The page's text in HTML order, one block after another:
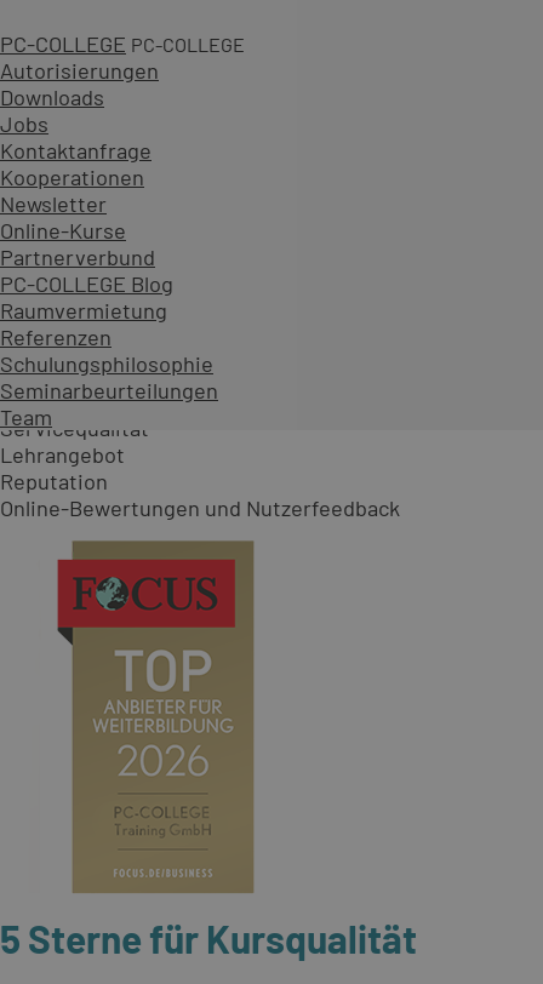
PC-COLLEGE PC-COLLEGE
Autorisierungen
Downloads
Jobs
Kontaktanfrage
Kooperationen
Newsletter
Online-Kurse
Partnerverbund
PC-COLLEGE Blog
Raumvermietung
Referenzen
Schulungsphilosophie
Seminarbeurteilungen
Team
Deutschlands Top-Anbieter für
Bewertungskriterien
Servicequalität
Lehrangebot
Reputation
Online-Bewertungen und Nutzerfeedback
5 Sterne für Kursqualität